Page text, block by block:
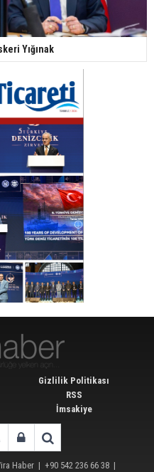
Yığınak
Gizlilik Politikası
RSS
İmsakiye
Haber | +90 542 236 66 38 |